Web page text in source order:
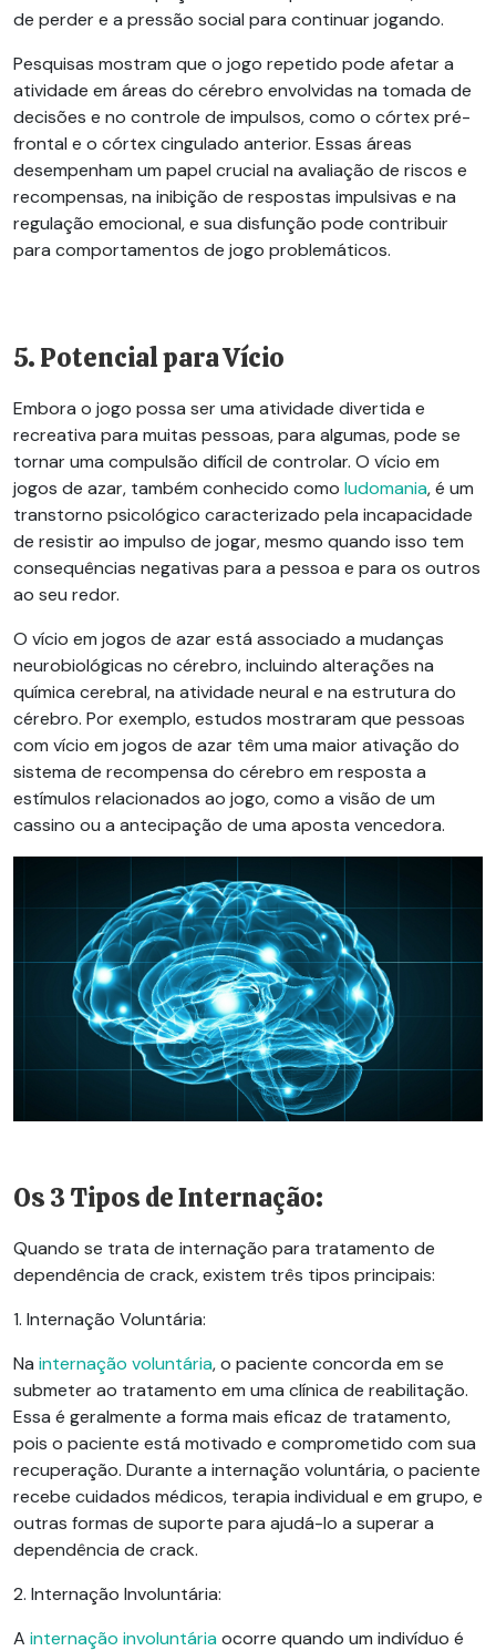
de perder e a pressão social para continuar jogando.
Pesquisas mostram que o jogo repetido pode afetar a
atividade em áreas do cérebro envolvidas na tomada de
decisões e no controle de impulsos, como o córtex pré-
frontal e o córtex cingulado anterior. Essas áreas
desempenham um papel crucial na avaliação de riscos e
recompensas, na inibição de respostas impulsivas e na
regulação emocional, e sua disfunção pode contribuir
para comportamentos de jogo problemáticos.
5. Potencial para Vício
Embora o jogo possa ser uma atividade divertida e
recreativa para muitas pessoas, para algumas, pode se
tornar uma compulsão difícil de controlar. O vício em
jogos de azar, também conhecido como ludomania, é um
transtorno psicológico caracterizado pela incapacidade
de resistir ao impulso de jogar, mesmo quando isso tem
consequências negativas para a pessoa e para os outros
ao seu redor.
O vício em jogos de azar está associado a mudanças
neurobiológicas no cérebro, incluindo alterações na
química cerebral, na atividade neural e na estrutura do
cérebro. Por exemplo, estudos mostraram que pessoas
com vício em jogos de azar têm uma maior ativação do
sistema de recompensa do cérebro em resposta a
estímulos relacionados ao jogo, como a visão de um
cassino ou a antecipação de uma aposta vencedora.
Os 3 Tipos de Internação:
Quando se trata de internação para tratamento de
dependência de crack, existem três tipos principais:
1. Internação Voluntária:
Na internação voluntária, o paciente concorda em se
submeter ao tratamento em uma clínica de reabilitação.
Essa é geralmente a forma mais eficaz de tratamento,
pois o paciente está motivado e comprometido com sua
recuperação. Durante a internação voluntária, o paciente
recebe cuidados médicos, terapia individual e em grupo, e
outras formas de suporte para ajudá-lo a superar a
dependência de crack.
2. Internação Involuntária:
A internação involuntáriaocorre quando um indivíduo é